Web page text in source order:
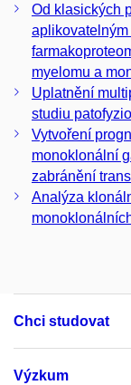
Od klasických
myelomu a
Uplatnění
studiu
Vytvoření
monoklonální
zabránění
Analýza
Chci studovat
Výzkum